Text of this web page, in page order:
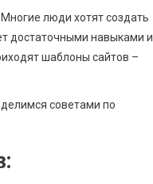
люди хотят создать
достаточными навыками и
шаблоны сайтов –
советами по